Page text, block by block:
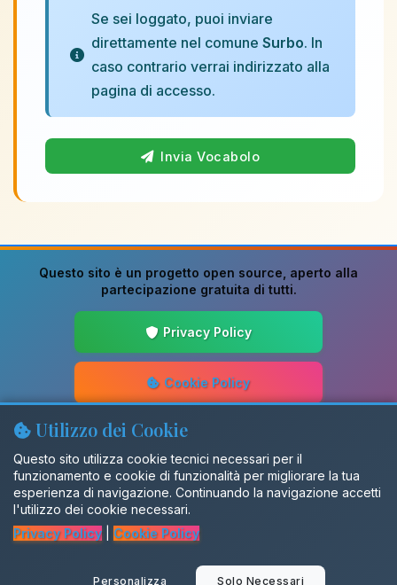
Se sei loggato, puoi inviare
direttamente nel comune Surbo. In
caso contrario verrai indirizzato alla
pagina di accesso.
Invia Vocabolo
Questo sito è un progetto open source , aperto alla
partecipazione gratuita di tutti.
Privacy Policy
Cookie Policy
Guida alla Scrittura
Aggiornamenti
Gruppo Facebook
Utilizzo dei Cookie
Questo sito utilizza cookie tecnici necessari per il
funzionamento e cookie di funzionalità per migliorare la tua
esperienza di navigazione. Continuando la navigazione accetti
l'utilizzo dei cookie necessari.
Privacy Policy
Cookie Policy
Personalizza Solo Necessari